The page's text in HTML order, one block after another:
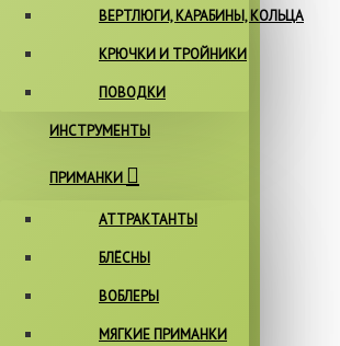
ВЕРТЛЮГИ, КАРАБИНЫ, КОЛЬЦА
КРЮЧКИ И ТРОЙНИКИ
ПОВОДКИ
ИНСТРУМЕНТЫ
ПРИМАНКИ
АТТРАКТАНТЫ
БЛЁСНЫ
ВОБЛЕРЫ
МЯГКИЕ ПРИМАНКИ